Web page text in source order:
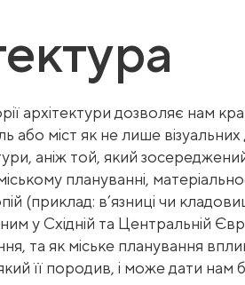
архітектури дозволяє нам
або міст як не лише
аніж той, який
плануванні,
(приклад: в’язниці чи
у Східній та Центральній
та як міське планування
її породив, і може дати нам